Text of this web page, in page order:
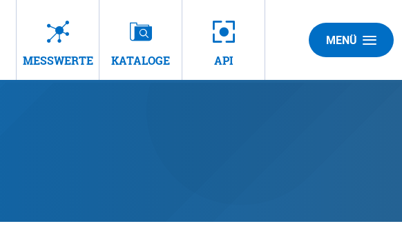
MESSWERTE KATALOGE API
MENÜ